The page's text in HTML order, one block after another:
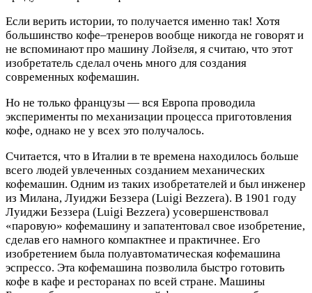
Если верить истории, то получается именно так! Хотя
большинство кофе–тренеров вообще никогда не говорят и
не вспоминают про машину Лойзеля, я считаю, что этот
изобретатель сделал очень много для создания
современных кофемашин.
Но не только французы — вся Европа проводила
эксперименты по механизации процесса приготовления
кофе, однако не у всех это получалось.
Считается, что в Италии в те времена находилось больше
всего людей увлеченных созданием механических
кофемашин. Одним из таких изобретателей и был инженер
из Милана, Луиджи Беззера (Luigi Bezzera). В 1901 году
Луиджи Беззера (Luigi Bezzera) усовершенствовал
«паровую» кофемашину и запатентовал свое изобретение,
сделав его намного компактнее и практичнее. Его
изобретением была полуавтоматическая кофемашина
эспрессо. Эта кофемашина позволила быстро готовить
кофе в кафе и ресторанах по всей стране. Машины